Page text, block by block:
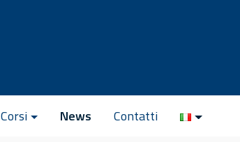
Corsi News Contatti